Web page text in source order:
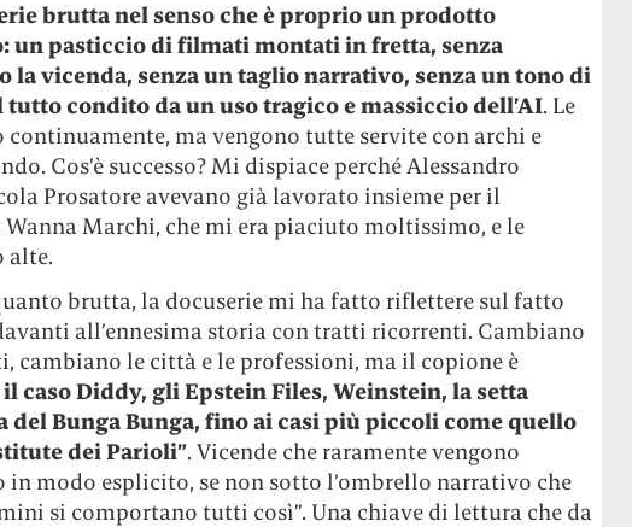
brutta nel senso che è proprio un prodotto
un pasticcio di filmati montati in fretta, senza
la vicenda, senza un taglio narrativo, senza un tono di
tutto condito da un uso tragico e massiccio dell’AI. Le
ma vengono tutte servite con archi e
Cos’è successo? Mi dispiace perché Alessandro
Prosatore avevano già lavorato insieme per il
Marchi, che mi era piaciuto moltissimo, e le
alte.
brutta, la docuserie mi ha fatto riflettere sul fatto
all’ennesima storia con tratti ricorrenti. Cambiano
cambiano le città e le professioni, ma il copione è
il caso Diddy, gli Epstein Files, Weinstein, la setta
del Bunga Bunga, fino ai casi più piccoli come quello
dei Parioli”. Vicende che raramente vengono
in modo esplicito, se non sotto l’ombrello narrativo che
si comportano tutti così”. Una chiave di lettura che da